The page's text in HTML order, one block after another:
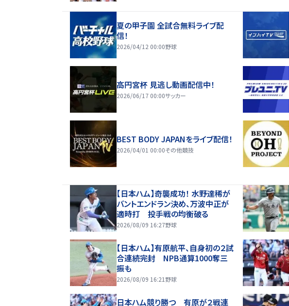
夏の甲子園 全試合無料ライブ配
信！
2026/04/12 00:00野球
高円宮杯 見逃し動画配信中！
2026/06/17 00:00サッカー
BEST BODY JAPANをライブ配信！
2026/04/01 00:00その他競技
【日本ハム】奇襲成功！ 水野達稀が
バントエンドラン決め、万波中正が
適時打 投手戦の均衡破る
2026/08/09 16:27野球
【日本ハム】有原航平、自身初の２試
合連続完封 NPB通算1000奪三
振も
2026/08/09 16:21 野球
日本ハム競り勝つ 有原が２戦連